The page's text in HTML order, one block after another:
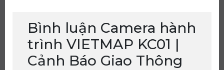
Bình luận Camera hành
trình VIETMAP KC01 |
Cảnh Báo Giao Thông